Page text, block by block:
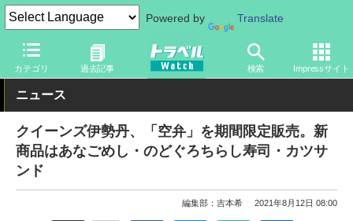
Powered by Translate
カテゴリ 過去記事 検索 Impressサイト
トラベル Watch 旅の方法 空旅
ニュース
クイーンズ伊勢丹、「空弁」を期間限定販売。新
商品はあなごめし・のどぐろちらし寿司・カツサ
ンド
編集部：吉本希 2021年8月12日 08:00